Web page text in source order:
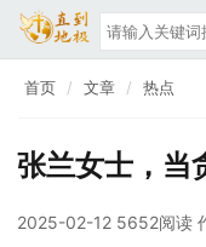
首页 文章 热点
张兰女士，当
2025-02-12 5652阅读